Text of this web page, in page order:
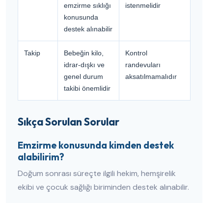
emzirme sıklığı
konusunda
destek alınabilir
istenmelidir
Takip
Bebeğin kilo,
idrar-dışkı ve
genel durum
takibi önemlidir
Kontrol
randevuları
aksatılmamalıdır
Sıkça Sorulan Sorular
Emzirme konusunda kimden destek
alabilirim?
Doğum sonrası süreçte ilgili hekim, hemşirelik
ekibi ve çocuk sağlığı biriminden destek alınabilir.